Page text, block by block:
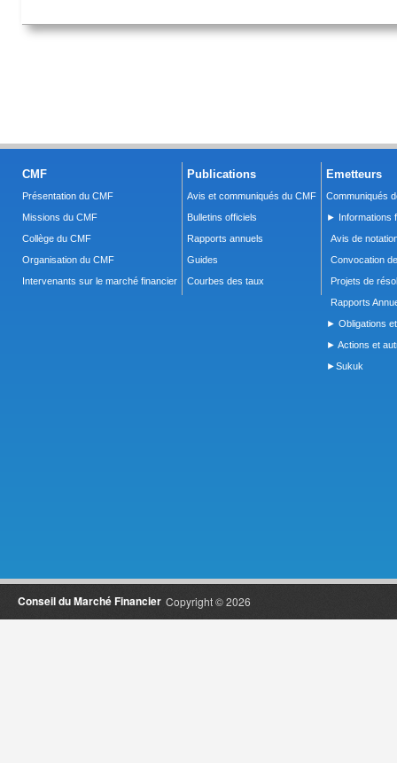
CMF
Présentation du CMF
Missions du CMF
Collège du CMF
Organisation du CMF
Intervenants sur le marché financier
Publications
Avis et communiqués du CMF
Bulletins officiels
Rapports annuels
Guides
Courbes des taux
Emetteurs
Communiqués
► Informations
Avis de
Convocation
Projets de
Rapports
► Obligations
► Actions et
►Sukuk
Copyright © 2026
Conseil du Marché Financier